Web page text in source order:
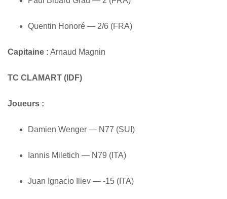
Quentin Honoré — 2/6 (FRA)
Capitaine : Arnaud Magnin
TC CLAMART (IDF)
Joueurs :
Damien Wenger — N77 (SUI)
Iannis Miletich — N79 (ITA)
Juan Ignacio Iliev — -15 (ITA)